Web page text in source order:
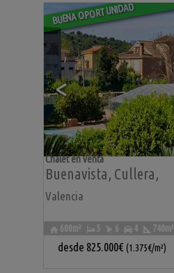
BUENA OPORTUNIDAD
<
Buenavista, Cullera,
Valencia
Chalet en venta
600m² 5 6 4 740m²
desde 825.000€ (1.375€/m²)